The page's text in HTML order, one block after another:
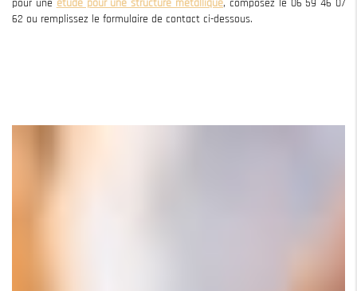
pour une étude pour une structure métallique, composez le 06 59 46 07
62 ou remplissez le formulaire de contact ci-dessous.